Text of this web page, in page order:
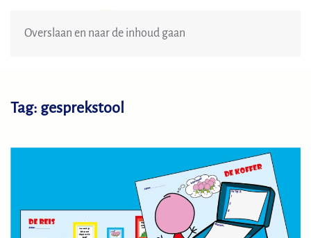
Overslaan en naar de inhoud gaan
Menu
Tag: gesprekstool